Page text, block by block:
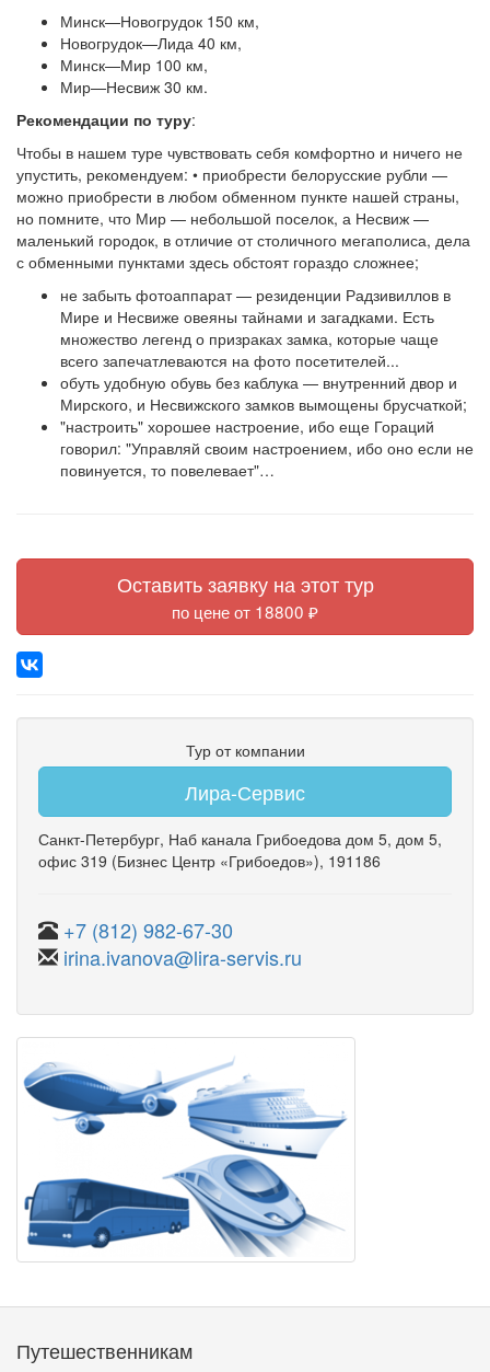
Минск—Но­во­гру­док 150 км,
Но­во­гру­док—Ли­да 40 км,
Минск—Мир 100 км,
Мир—Не­свиж 30 км.
Рекомендации по туру:
Чтобы в нашем туре чувствовать себя комфортно и ничего не
упустить, ре­ко­мен­ду­ем: • приобрести белорусские рубли —
можно приобрести в любом обменном пункте нашей страны,
но помните, что Мир — небольшой поселок, а Несвиж —
маленький городок, в отличие от столичного мегаполиса, дела
с обменными пунктами здесь обстоят гораздо сложнее;
не забыть фотоаппарат — резиденции Радзивиллов в
Мире и Несвиже овеяны тайнами и загадками. Есть
множество легенд о призраках замка, которые чаще
всего запечатлеваются на фото посетителей...
обуть удобную обувь без каблука — внутренний двор и
Мирского, и Несвижского замков вымощены брусчаткой;
"настроить" хорошее настроение, ибо еще Гораций
говорил: "Управляй своим настроением, ибо оно если не
повинуется, то повелевает"…
Оставить заявку на этот тур
по цене от 18800 ₽
Тур от компании
Лира-Сервис
Санкт-Петербург, Наб канала Грибоедова дом 5, дом 5,
офис 319 (Бизнес Центр «Грибоедов»), 191186
+7 (812) 982-67-30
irina.ivanova@lira-servis.ru
Путешественникам